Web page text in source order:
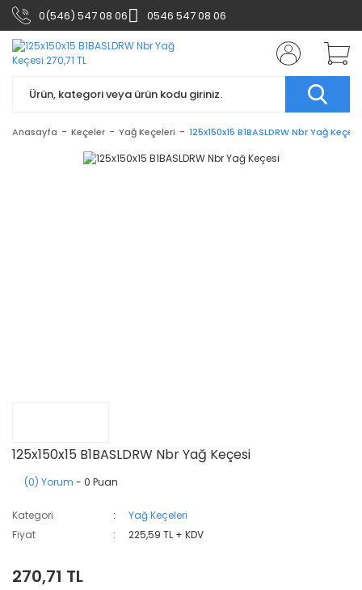
0(546) 547 08 06 0546 547 08 06
Anasayfa Keçeler Yağ Keçeleri 125x150x15 B1BASLDRW Nbr Yağ Keçesi
125x150x15 B1BASLDRW Nbr Yağ Keçesi
(0) Yorum - 0 Puan
Kategori
Yağ Keçeleri
Fiyat
225,59 TL + KDV
270,71 TL